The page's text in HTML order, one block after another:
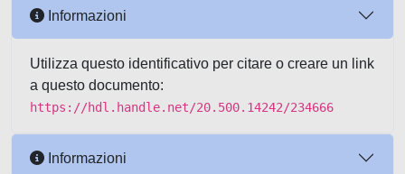
Informazioni
Utilizza questo identificativo per citare o creare un link
a questo documento:
https://hdl.handle.net/20.500.14242/234666
Informazioni